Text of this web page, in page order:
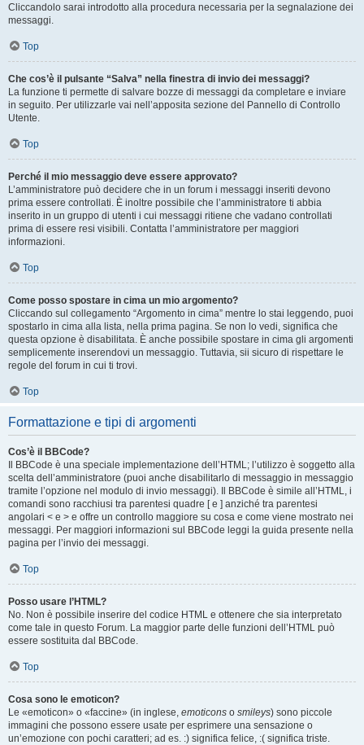
Cliccandolo sarai introdotto alla procedura necessaria per la segnalazione dei
messaggi.
Top
Che cos’è il pulsante “Salva” nella finestra di invio dei messaggi?
La funzione ti permette di salvare bozze di messaggi da completare e inviare
in seguito. Per utilizzarle vai nell’apposita sezione del Pannello di Controllo
Utente.
Top
Perché il mio messaggio deve essere approvato?
L’amministratore può decidere che in un forum i messaggi inseriti devono
prima essere controllati. È inoltre possibile che l’amministratore ti abbia
inserito in un gruppo di utenti i cui messaggi ritiene che vadano controllati
prima di essere resi visibili. Contatta l’amministratore per maggiori
informazioni.
Top
Come posso spostare in cima un mio argomento?
Cliccando sul collegamento “Argomento in cima” mentre lo stai leggendo, puoi
spostarlo in cima alla lista, nella prima pagina. Se non lo vedi, significa che
questa opzione è disabilitata. È anche possibile spostare in cima gli argomenti
semplicemente inserendovi un messaggio. Tuttavia, sii sicuro di rispettare le
regole del forum in cui ti trovi.
Top
Formattazione e tipi di argomenti
Cos’è il BBCode?
Il BBCode è una speciale implementazione dell’HTML; l’utilizzo è soggetto alla
scelta dell’amministratore (puoi anche disabilitarlo di messaggio in messaggio
tramite l’opzione nel modulo di invio messaggi). Il BBCode è simile all’HTML, i
comandi sono racchiusi tra parentesi quadre [ e ] anziché tra parentesi
angolari < e > e offre un controllo maggiore su cosa e come viene mostrato nei
messaggi. Per maggiori informazioni sul BBCode leggi la guida presente nella
pagina per l’invio dei messaggi.
Top
Posso usare l’HTML?
No. Non è possibile inserire del codice HTML e ottenere che sia interpretato
come tale in questo Forum. La maggior parte delle funzioni dell’HTML può
essere sostituita dal BBCode.
Top
Cosa sono le emoticon?
Le «emoticon» o «faccine» (in inglese, emoticons o smileys) sono piccole
immagini che possono essere usate per esprimere una sensazione o
un’emozione con pochi caratteri; ad es. :) significa felice, :( significa triste.